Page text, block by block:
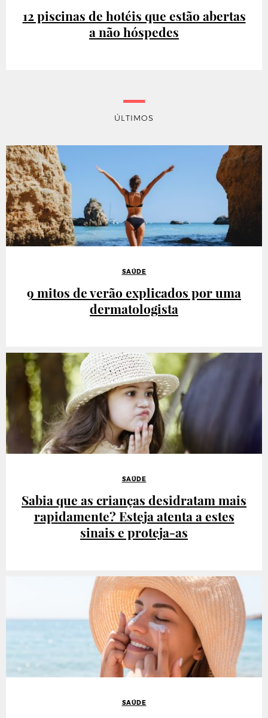
12 piscinas de hotéis que estão abertas
a não hóspedes
ÚLTIMOS
SAÚDE
9 mitos de verão explicados por uma
dermatologista
SAÚDE
Sabia que as crianças desidratam mais
rapidamente? Esteja atenta a estes
sinais e proteja-as
SAÚDE